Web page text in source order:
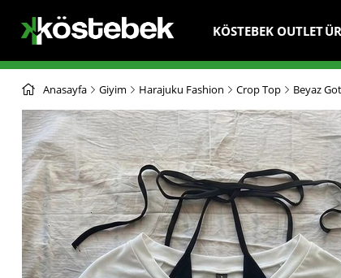
KÖSTEBEK OUTLET
Anasayfa Giyim Harajuku Fashion Crop Top Beyaz